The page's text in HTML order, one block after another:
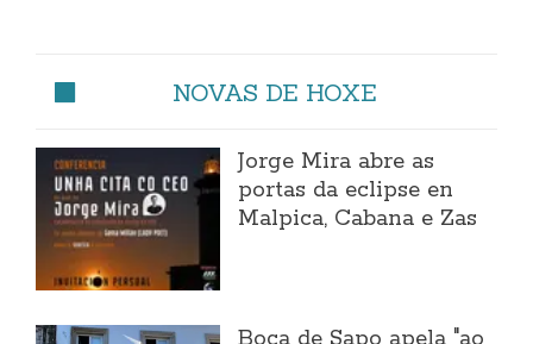
NOVAS DE HOXE
Jorge Mira abre as
portas da eclipse en
Malpica, Cabana e Zas